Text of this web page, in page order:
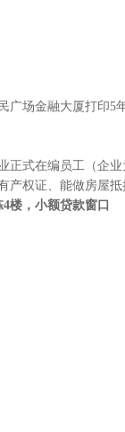
广场金融大厦打印5
正式在编员工（企
产权证、能做房屋
4楼，小额贷款窗口